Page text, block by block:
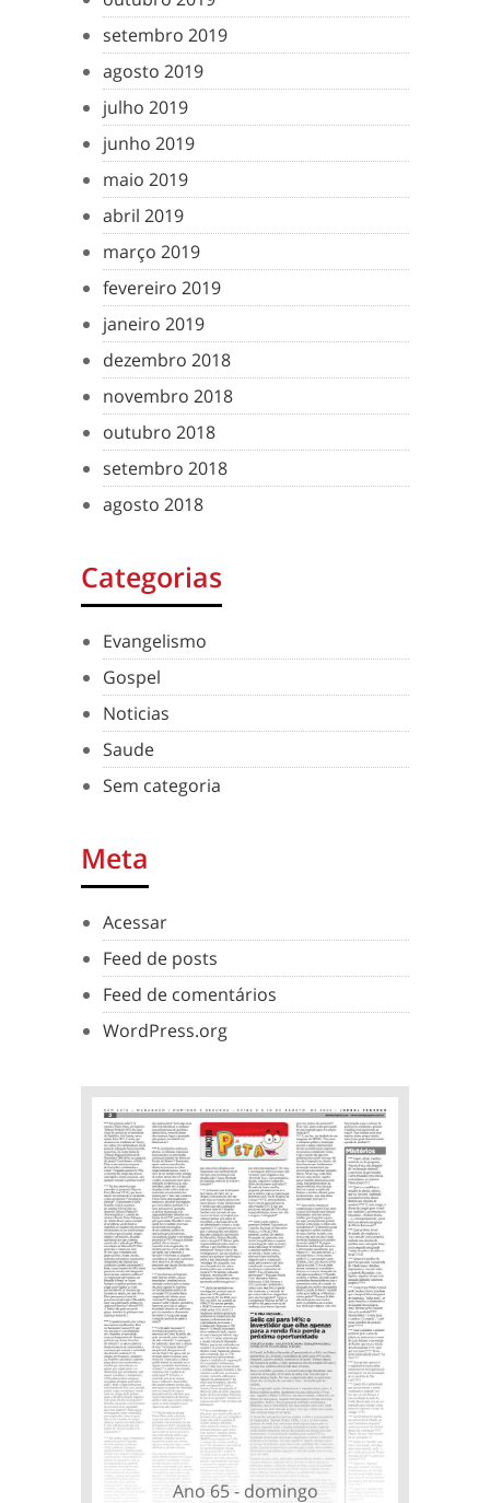
setembro 2019
agosto 2019
julho 2019
junho 2019
maio 2019
abril 2019
março 2019
fevereiro 2019
janeiro 2019
dezembro 2018
novembro 2018
outubro 2018
setembro 2018
agosto 2018
Categorias
Evangelismo
Gospel
Noticias
Saude
Sem categoria
Meta
Acessar
Feed de posts
Feed de comentários
WordPress.org
Ano 65 - domingo